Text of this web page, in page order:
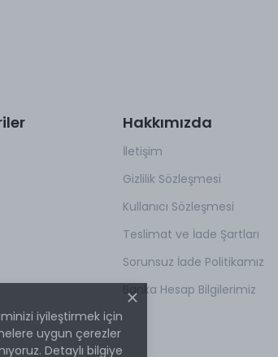
iyileştirmek için
uygun çerezler
Detaylı bilgiye
Hakkımızda
İletişim
Gizlilik Sözleşmesi
Kullanıcı Sözleşmesi
Teslimat ve İade Şartları
Sorunsuz İade Politikamız
Banka Hesap Bilgilerimiz